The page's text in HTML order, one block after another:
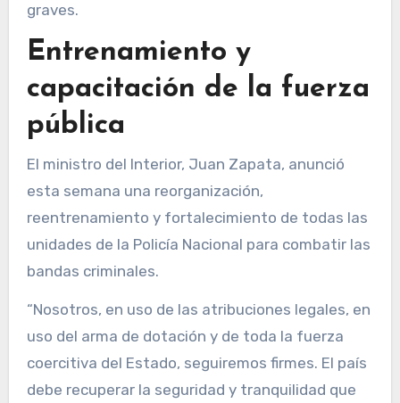
graves.
Entrenamiento y
capacitación de la fuerza
pública
El ministro del Interior, Juan Zapata, anunció
esta semana una reorganización,
reentrenamiento y fortalecimiento de todas las
unidades de la Policía Nacional para combatir las
bandas criminales.
“Nosotros, en uso de las atribuciones legales, en
uso del arma de dotación y de toda la fuerza
coercitiva del Estado, seguiremos firmes. El país
debe recuperar la seguridad y tranquilidad que